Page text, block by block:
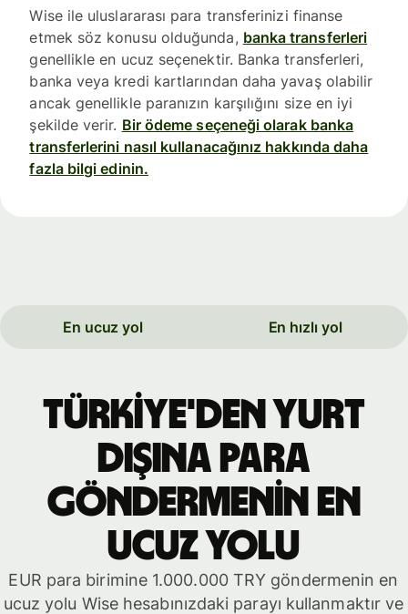
Wise ile uluslararası para transferinizi finanse
etmek söz konusu olduğunda, banka transferleri
genellikle en ucuz seçenektir. Banka transferleri,
banka veya kredi kartlarından daha yavaş olabilir
ancak genellikle paranızın karşılığını size en iyi
şekilde verir. Bir ödeme seçeneği olarak banka
transferlerini nasıl kullanacağınız hakkında daha
fazla bilgi edinin.
En ucuz yol En hızlı yol
Türkiye'den yurt
dışına para
göndermenin en
ucuz yolu
EUR para birimine 1.000.000 TRY göndermenin en
ucuz yolu Wise hesabınızdaki parayı kullanmaktır ve